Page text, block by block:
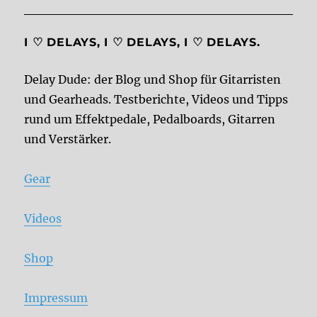
I ♡ DELAYS, I ♡ DELAYS, I ♡ DELAYS.
Delay Dude: der Blog und Shop für Gitarristen
und Gearheads. Testberichte, Videos und Tipps
rund um Effektpedale, Pedalboards, Gitarren
und Verstärker.
Gear
Videos
Shop
Impressum